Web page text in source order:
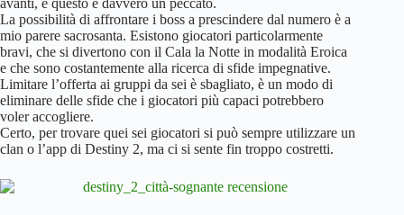
La possibilità di affrontare i boss a prescindere dal numero è a
mio parere sacrosanta. Esistono giocatori particolarmente
bravi, che si divertono con il Cala la Notte in modalità Eroica
e che sono costantemente alla ricerca di sfide impegnative.
Limitare l’offerta ai gruppi da sei è sbagliato, è un modo di
eliminare delle sfide che i giocatori più capaci potrebbero
voler accogliere.
Certo, per trovare quei sei giocatori si può sempre utilizzare un
clan o l’app di Destiny 2, ma ci si sente fin troppo costretti.